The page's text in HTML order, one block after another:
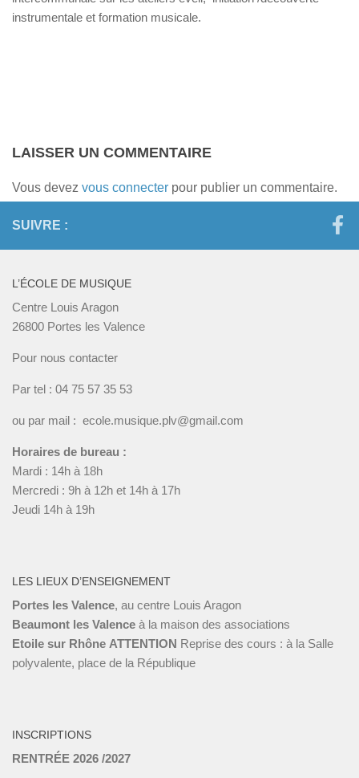
instrumentale et formation musicale.
LAISSER UN COMMENTAIRE
Vous devez vous connecter pour publier un commentaire.
SUIVRE :
L’ÉCOLE DE MUSIQUE
Centre Louis Aragon
26800 Portes les Valence
Pour nous contacter
Par tel : 04 75 57 35 53
ou par mail : ecole.musique.plv@gmail.com
Horaires de bureau :
Mardi : 14h à 18h
Mercredi : 9h à 12h et 14h à 17h
Jeudi 14h à 19h
LES LIEUX D’ENSEIGNEMENT
Portes les Valence, au centre Louis Aragon
Beaumont les Valence à la maison des associations
Etoile sur Rhône ATTENTION Reprise des cours : à la Salle
polyvalente, place de la République
INSCRIPTIONS
RENTRÉE 2026 /2027